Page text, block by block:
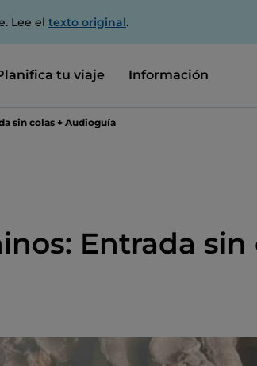
Lee el texto original.
tu viaje Información
sin colas + Audioguía
Entrada sin